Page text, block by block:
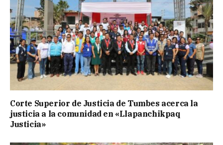
Corte Superior de Justicia de Tumbes acerca la
justicia a la comunidad en «Llapanchikpaq
Justicia»